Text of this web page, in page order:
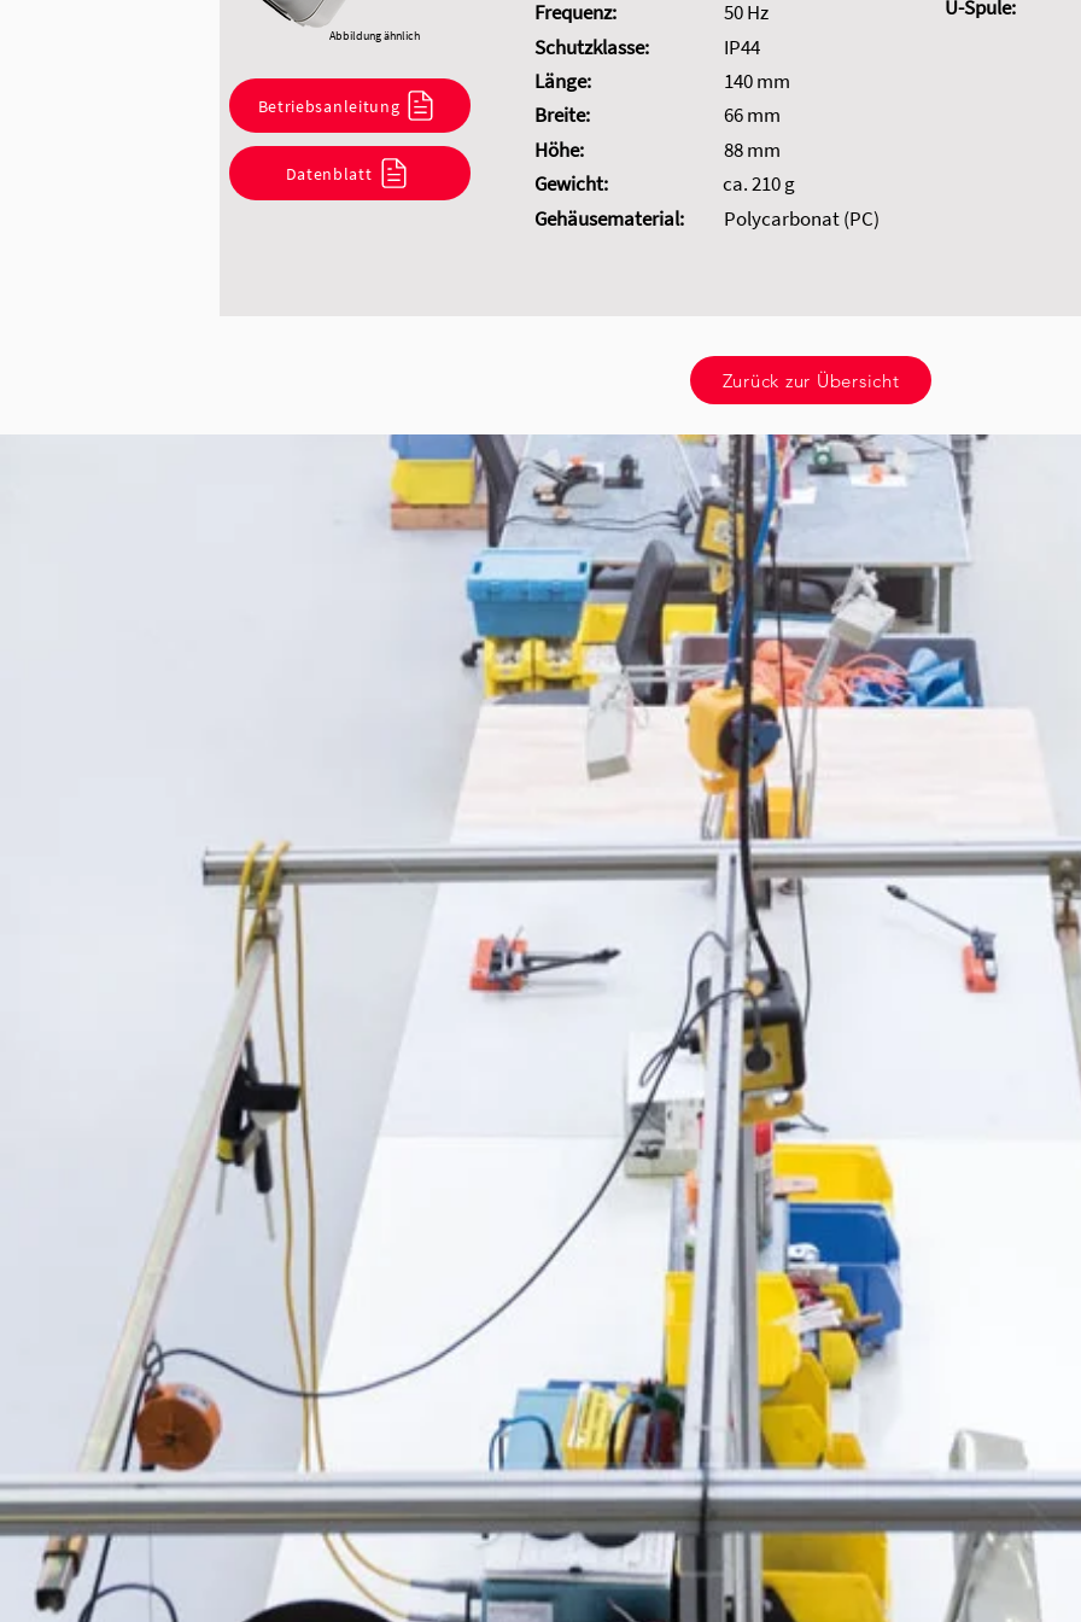
Abbildung ähnlich
Betriebsanleitung
Datenblatt
Frequenz:
Schutzklasse:
Länge:
Breite:
Höhe:
Gewicht:
Gehäusematerial:
50 Hz
IP44
140 mm
66 mm
88 mm
ca. 210 g
Polycarbonat (PC)
U-Spule:
Zurück zur Übersicht